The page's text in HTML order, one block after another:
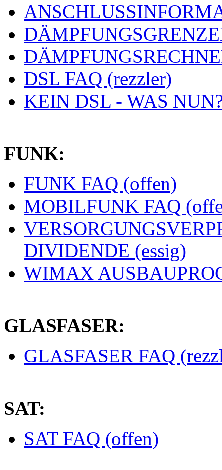
DSL FAQ (rezzler)
KEIN DSL - WAS
FUNK:
FUNK FAQ (offen)
MOBILFUNK FAQ
DIVIDENDE (essig)
WIMAX
GLASFASER:
GLASFASER FAQ
SAT:
SAT FAQ (offen)